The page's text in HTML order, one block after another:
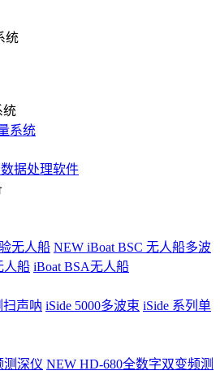
统
统
系统
据处理软件
无人船 NEW iBoat BSC 无人船多波
人船 iBoat BSA无人船
扫声呐 iSide 5000多波束 iSide 系列单
测深仪 NEW HD-680全数字双变频测